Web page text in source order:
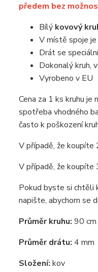
předem bez
Bílý kovový
V místě spoje
Drát se
Dokonalý kruh,
Vyrobeno v EU
Cena za 1 ks kruhu
spotřeba vhodného
často k poškození
V případě, že koupíte
V případě, že koupíte
Pokud byste si chtěli
napište, abychom se
Průměr kruhu: 90 cm
Průměr drátu: 4 mm
Složení: kov